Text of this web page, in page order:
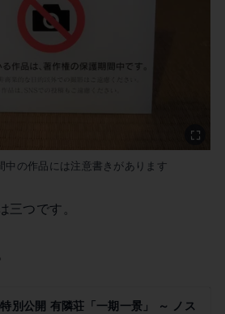
中の作品には注意書きがあります
三つです。
別公開 有隣荘「一期一景」 ～ ノス